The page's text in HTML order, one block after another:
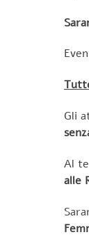
Gli
Al
alle